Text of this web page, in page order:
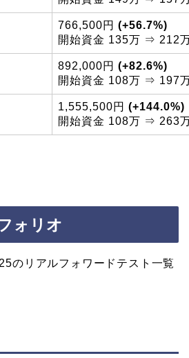
766,500円 (+56.7%)
開始資金 135万 ⇒ 212
892,000円 (+82.6%)
開始資金 108万 ⇒ 197
1,555,500円 (+144.0%)
開始資金 108万 ⇒ 263
ォリオ
のリアルフォワードテスト一覧